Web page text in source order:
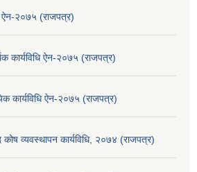
ऐन-२०७५ (राजपत्र)
कार्यविधि ऐन-२०७५ (राजपत्र)
कार्यविधि ऐन-२०७५ (राजपत्र)
कोष व्यवस्थापन कार्यविधि, २०७४ (राजपत्र)